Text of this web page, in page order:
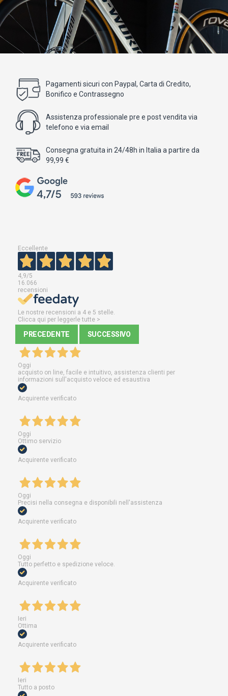
Pagamenti sicuri con Paypal, Carta di Credito,
Bonifico e Contrassegno
Assistenza professionale pre e post vendita via
telefono e via email
Consegna gratuita in 24/48h in Italia a partire da
99,99 €
Eccellente
4,9/5
16.066
recensioni
Le nostre recensioni a 4 e 5 stelle.
Clicca qui per leggerle tutte >
PRECEDENTE SUCCESSIVO
Oggi
acquisto on line, facile e intuitivo, assistenza clienti per
informazioni sull'acquisto veloce ed esaustiva
Acquirente verificato
Oggi
Ottimo servizio
Acquirente verificato
Oggi
Precisi nella consegna e disponibili nell'assistenza
Acquirente verificato
Oggi
Tutto perfetto e spedizione veloce.
Acquirente verificato
Ieri
Ottima
Acquirente verificato
Ieri
Tutto a posto